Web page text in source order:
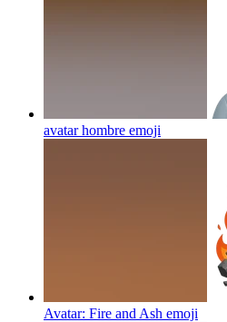
avatar hombre emoji
Avatar: Fire and Ash emoji